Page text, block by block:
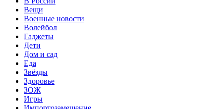
Вещи
Военные новости
Волейбол
Гаджеты
Дети
Дом и сад
Еда
Звёзды
Здоровье
ЗОЖ
Игры